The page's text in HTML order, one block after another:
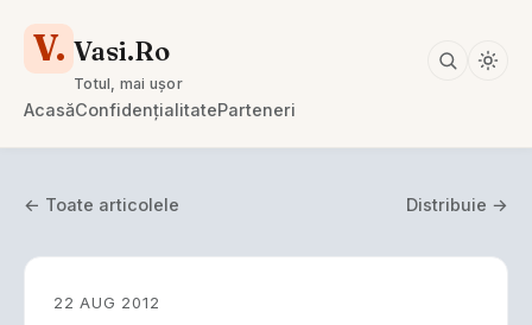
V. Vasi.Ro
Totul, mai ușor
AcasăConfidențialitateParteneri
← Toate articolele Distribuie →
22 AUG 2012